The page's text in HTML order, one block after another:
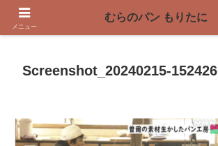
〜奈良県曽爾村の薪窯パン屋〜
Screenshot_20240215-152426
メニュー
むらのパン もりたに